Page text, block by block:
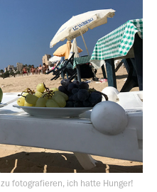
fotografieren, ich hatte Hunger!